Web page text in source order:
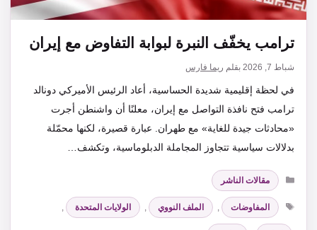
ترامب يخفّف النبرة لبوابة التفاوض مع إيران
شباط 7, 2026 بقلم ريما فارس
في لحظة إقليمية شديدة الحساسية، أعاد الرئيس الأميركي دونالد
ترامب فتح نافذة التواصل مع إيران، معلنًا أن واشنطن أجرت
«محادثات جيدة للغاية» مع طهران. عبارة قصيرة، لكنها محمّلة
بدلالات سياسية تتجاوز المجاملة الدبلوماسية، وتكشف…
التصنيفات
مقالات الناشر
الوسوم
المفاوضات الملف النووي الولايات المتحدة